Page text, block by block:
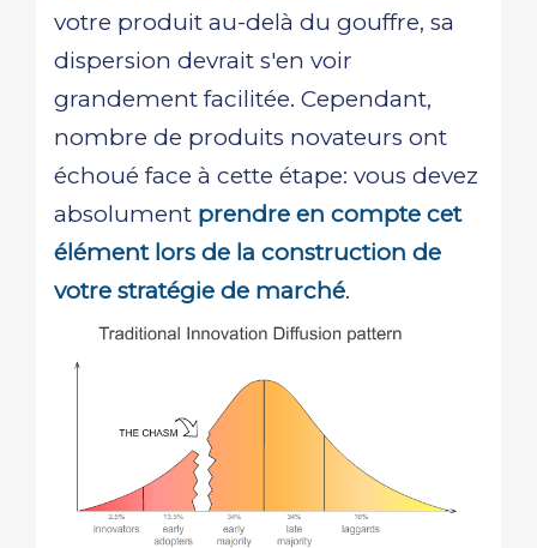
votre produit au-delà du gouffre, sa
dispersion devrait s'en voir
grandement facilitée. Cependant,
nombre de produits novateurs ont
échoué face à cette étape: vous devez
absolument prendre en compte cet
élément lors de la construction de
votre stratégie de marché.